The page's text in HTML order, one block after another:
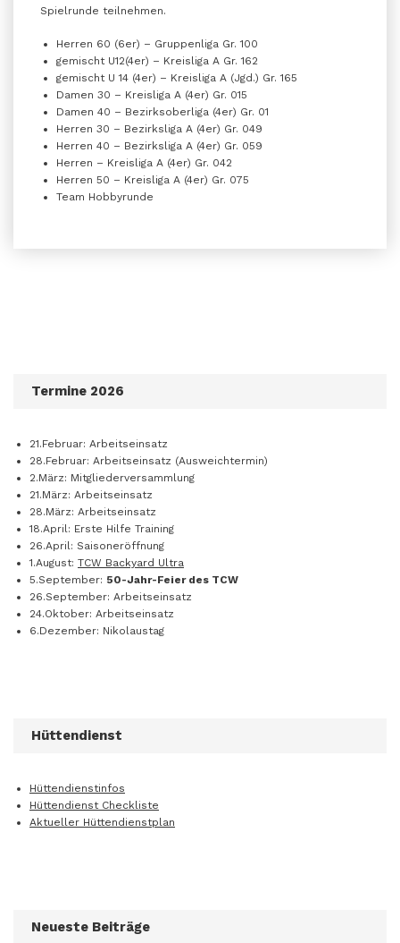
Spielrunde teilnehmen.
Herren 60 (6er) – Gruppenliga Gr. 100
gemischt U12(4er) – Kreisliga A Gr. 162
gemischt U 14 (4er) – Kreisliga A (Jgd.) Gr. 165
Damen 30 – Kreisliga A (4er) Gr. 015
Damen 40 – Bezirksoberliga (4er) Gr. 01
Herren 30 – Bezirksliga A (4er) Gr. 049
Herren 40 – Bezirksliga A (4er) Gr. 059
Herren – Kreisliga A (4er) Gr. 042
Herren 50 – Kreisliga A (4er) Gr. 075
Team Hobbyrunde
Termine 2026
21.Februar: Arbeitseinsatz
28.Februar: Arbeitseinsatz (Ausweichtermin)
2.März: Mitgliederversammlung
21.März: Arbeitseinsatz
28.März: Arbeitseinsatz
18.April: Erste Hilfe Training
26.April: Saisoneröffnung
1.August: TCW Backyard Ultra
5.September: 50-Jahr-Feier des TCW
26.September: Arbeitseinsatz
24.Oktober: Arbeitseinsatz
6.Dezember: Nikolaustag
Hüttendienst
Hüttendienstinfos
Hüttendienst Checkliste
Aktueller Hüttendienstplan
Neueste Beiträge